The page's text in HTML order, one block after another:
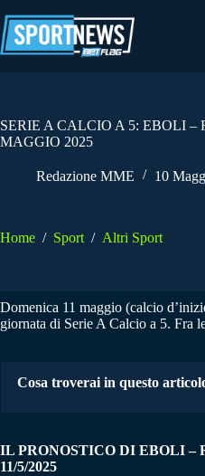
al
contenuto
SERIE A CALCIO A 5: EBOLI –
MAGGIO 2025
Redazione MME 10
Home / Sport / Altri Sport
Domenica 11 maggio (calcio
giornata di Serie A Calcio a 5. Fra
Cosa troverai in questo
IL PRONOSTICO DI EBOLI –
11/5/2025